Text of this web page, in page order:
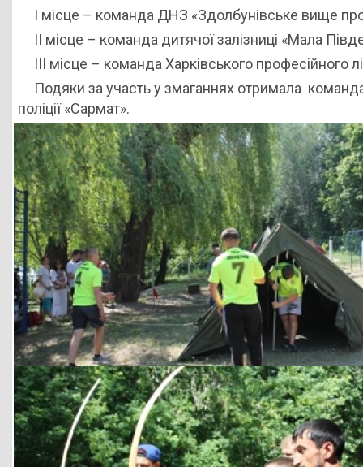
I місце – команда ДНЗ «Здолбунівське вище
II місце – команда дитячої залізниці «Мала
III місце – команда Харківського професійного
Подяки за участь у змаганнях отримала
поліції «Сармат».